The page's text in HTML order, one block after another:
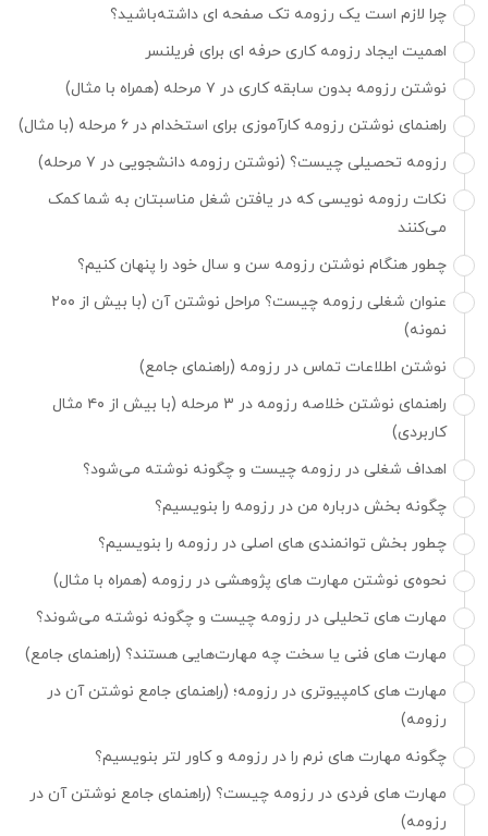
چرا لازم است یک رزومه تک صفحه ای داشته‌باشید؟
اهمیت ایجاد رزومه کاری حرفه ای برای فریلنسر
نوشتن رزومه بدون سابقه کاری در ۷ مرحله (همراه با مثال)
راهنمای نوشتن رزومه کارآموزی برای استخدام در ۶ مرحله (با مثال)
رزومه تحصیلی چیست؟ (نوشتن رزومه دانشجویی در ۷ مرحله)
نکات رزومه نویسی که در یافتن شغل مناسبتان به شما کمک
می‌کنند
چطور هنگام نوشتن رزومه سن و سال خود را پنهان کنیم؟
عنوان شغلی رزومه چیست؟ مراحل نوشتن آن (با بیش از ۲۰۰
نمونه)
نوشتن اطلاعات تماس در رزومه (راهنمای جامع)
راهنمای نوشتن خلاصه رزومه در ۳ مرحله (با بیش از ۴۰ مثال
کاربردی)
اهداف شغلی در رزومه چیست و چگونه نوشته می‌شود؟
چگونه بخش درباره من در رزومه را بنویسیم؟
چطور بخش توانمندی های اصلی در رزومه را بنویسیم؟
نحوه‌ی نوشتن مهارت های پژوهشی در رزومه (همراه با مثال)
مهارت های تحلیلی در رزومه چیست و چگونه نوشته می‌شوند؟
مهارت های فنی یا سخت چه مهارت‌هایی هستند؟ (راهنمای جامع)
مهارت های کامپیوتری در رزومه؛ (راهنمای جامع نوشتن آن در
رزومه)
چگونه مهارت های نرم را در رزومه و کاور لتر بنویسیم؟
مهارت های فردی در رزومه چیست؟ (راهنمای جامع نوشتن آن در
رزومه)